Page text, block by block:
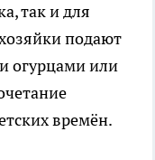
так и для
подают
огурцами или
времён.